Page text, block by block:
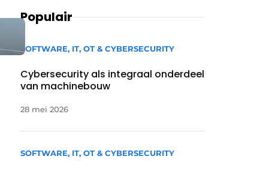
Populair
SOFTWARE, IT, OT & CYBERSECURITY
Cybersecurity als integraal onderdeel
van machinebouw
28 mei 2026
SOFTWARE, IT, OT & CYBERSECURITY